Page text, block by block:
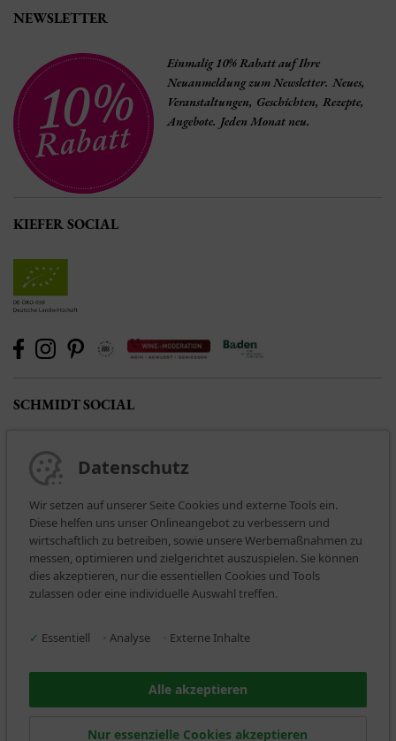
NEWSLETTER
Einmalig 10% Rabatt auf Ihre
Neuanmeldung zum Newsletter. Neues,
Veranstaltungen, Geschichten, Rezepte,
Angebote. Jeden Monat neu.
KIEFER SOCIAL
SCHMIDT SOCIAL
BEZAHLARTEN
Datenschutz
Wir setzen auf unserer Seite Cookies und externe Tools ein.
Diese helfen uns unser Onlineangebot zu verbessern und
wirtschaftlich zu betreiben, sowie unsere Werbemaßnahmen zu
messen, optimieren und zielgerichtet auszuspielen. Sie können
dies akzeptieren, nur die essentiellen Cookies und Tools
zulassen oder eine individuelle Auswahl treffen.
✓ Essentiell Analyse Externe Inhalte
Alle akzeptieren
Nur essenzielle Cookies akzeptieren